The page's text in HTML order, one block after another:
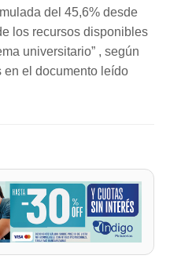
del 45,6% desde
los recursos disponibles
universitario” , según
el documento leído